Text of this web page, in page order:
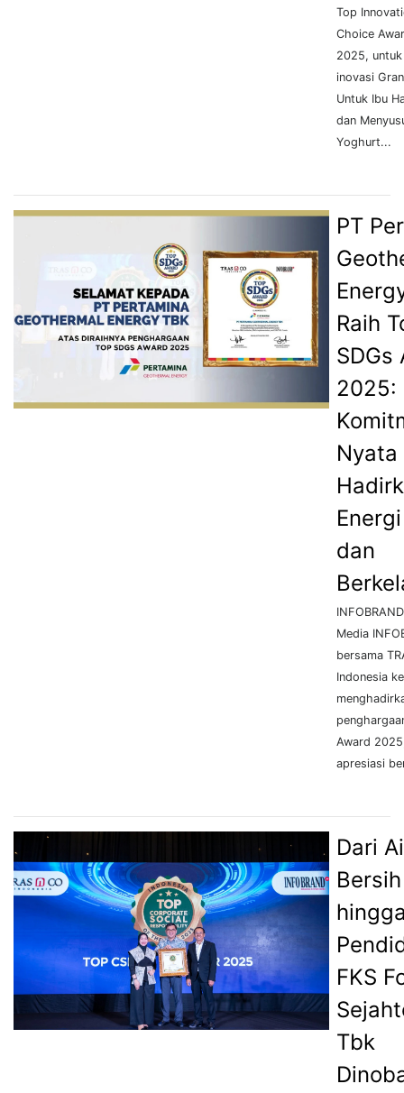
Top
Choice
2025, untuk
inovasi
Untuk Ibu
dan
Yoghurt...
PT
Raih
SDGs
2025:
Nyata
dan
Media
bersama
Indonesia
Award
apresiasi
Dari
Bersih
FKS
Tbk